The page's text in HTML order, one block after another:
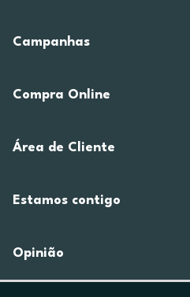
Campanhas
Compra Online
Área de Cliente
Estamos contigo
Opinião